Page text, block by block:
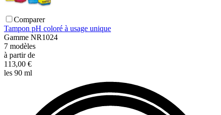
Comparer
Tampon pH coloré à usage unique
Gamme NR1024
7 modèles
à partir de
113,00 €
les 90 ml